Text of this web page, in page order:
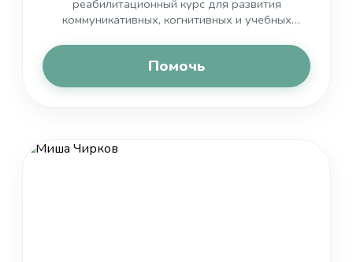
реабилитационный курс для развития
коммуникативных, когнитивных и учебных
Помочь